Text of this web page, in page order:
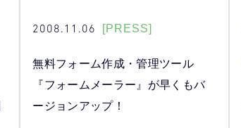
2008.11.06 [PRESS]
無料フォーム作成・管理ツール
『フォームメーラー』が早くもバ
ージョンアップ！